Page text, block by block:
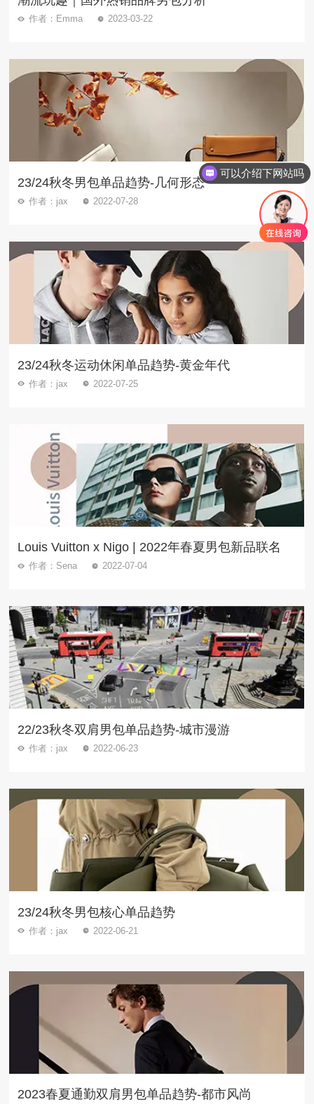
作者：Emma 2023-03-22
23/24秋冬男包单品趋势-几何形态
作者：jax 2022-07-28
23/24秋冬运动休闲单品趋势-黄金年代
作者：jax 2022-07-25
Louis Vuitton x Nigo | 2022年春夏男包新品联名
作者：Sena 2022-07-04
22/23秋冬双肩男包单品趋势-城市漫游
作者：jax 2022-06-23
23/24秋冬男包核心单品趋势
作者：jax 2022-06-21
2023春夏通勤双肩男包单品趋势-都市风尚
可以介绍下网站吗